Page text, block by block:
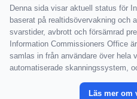
Denna sida visar aktuell status för
baserat på realtidsövervakning och
svarstider, avbrott och försämrad
Information Commissioners Office
samlas in från användare över hela
automatiserade skanningssystem,
Läs mer om